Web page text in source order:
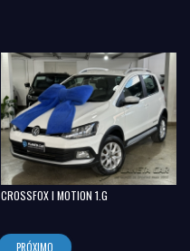
CROSSFOX I MOTION 1.G
PRÓXIMO